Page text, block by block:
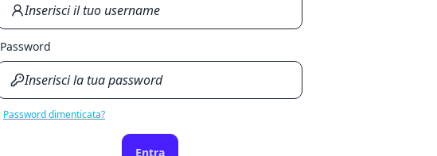
Password
Password dimenticata?
Entra